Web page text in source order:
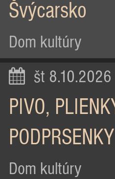
Švýcarsko
Dom kultúry
št 8.10.2026
PIVO,
PODPRSENKY
Dom kultúry